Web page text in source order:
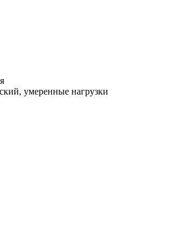
умеренные нагрузки